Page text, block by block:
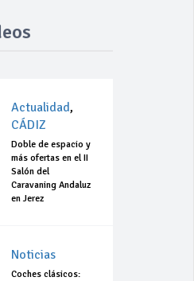
Actualidad,
CÁDIZ
Doble de espacio y
más ofertas en el II
Salón del
Caravaning Andaluz
en Jerez
Noticias
Coches clásicos: